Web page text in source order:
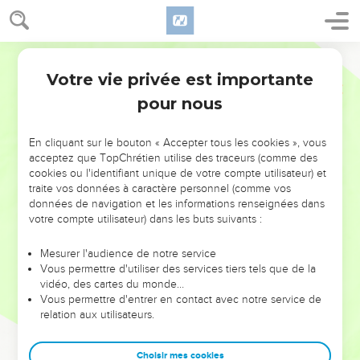
NE MANQUEZ PAS L’ÉVÉNEMENT
DE L’ANNÉE !
ET SI LEURS ERREURS POUVAIENT VOUS ÉVITER LES
VOTRES ?
leur foi ou leur vision. Mais on voit moins les doutes, les erreurs
et les saisons difficiles qu'ils ont traversés, alors même que ce
sont elles qui les ont façonnés.
Dans cette conférence, leaders, entrepreneurs, et responsables
clés pour avancer avec plus de sagesse afin que leurs erreurs
Votre vie privée est importante
pour nous
En cliquant sur le bouton « Accepter tous les cookies », vous
acceptez que TopChrétien utilise des traceurs (comme des
cookies ou l'identifiant unique de votre compte utilisateur) et
traite vos données à caractère personnel (comme vos
données de navigation et les informations renseignées dans
votre compte utilisateur) dans les buts suivants :
Mesurer l'audience de notre service
Vous permettre d'utiliser des services tiers tels que de la
vidéo, des cartes du monde…
Vous permettre d'entrer en contact avec notre service de
relation aux utilisateurs.
Choisir mes cookies